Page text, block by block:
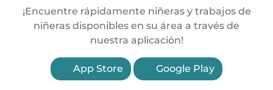
¡Encuentre rápidamente niñeras y trabajos de
niñeras disponibles en su área a través de
nuestra aplicación!
App Store Google Play